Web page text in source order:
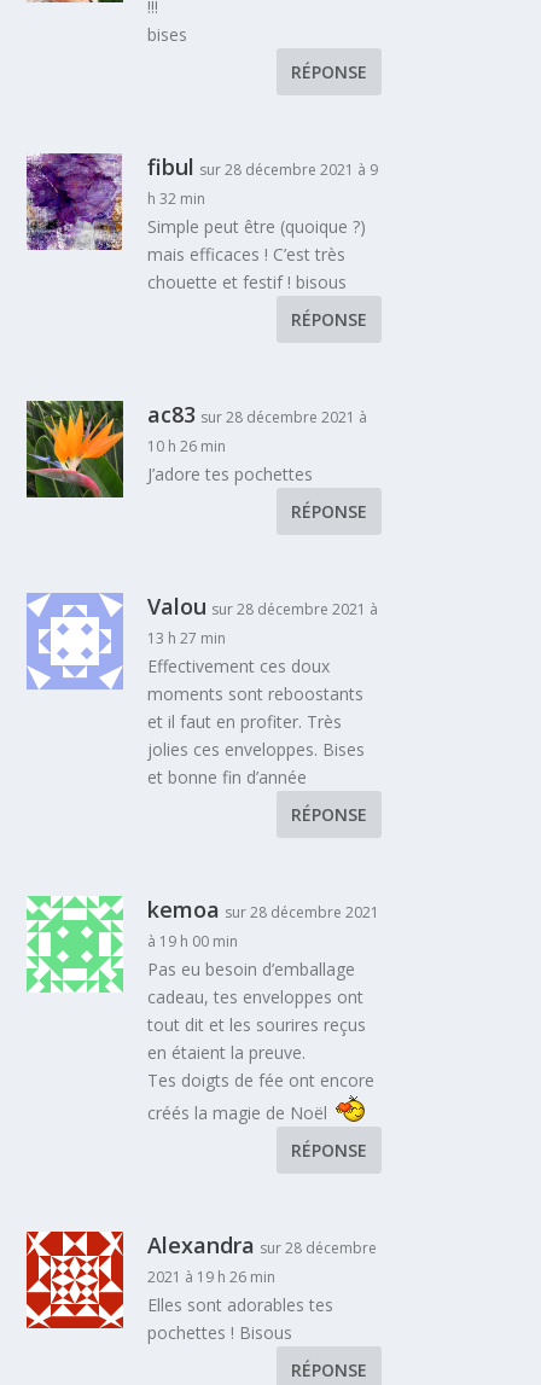
!!!
bises
RÉPONSE
fibul sur 28 décembre 2021 à 9
h 32 min
Simple peut être (quoique ?)
mais efficaces ! C’est très
chouette et festif ! bisous
RÉPONSE
ac83 sur 28 décembre 2021 à
10 h 26 min
J’adore tes pochettes
RÉPONSE
Valou sur 28 décembre 2021 à
13 h 27 min
Effectivement ces doux
moments sont reboostants
et il faut en profiter. Très
jolies ces enveloppes. Bises
et bonne fin d’année
RÉPONSE
kemoa sur 28 décembre 2021
à 19 h 00 min
Pas eu besoin d’emballage
cadeau, tes enveloppes ont
tout dit et les sourires reçus
en étaient la preuve.
Tes doigts de fée ont encore
créés la magie de Noël
RÉPONSE
Alexandra sur 28 décembre
2021 à 19 h 26 min
Elles sont adorables tes
pochettes ! Bisous
RÉPONSE